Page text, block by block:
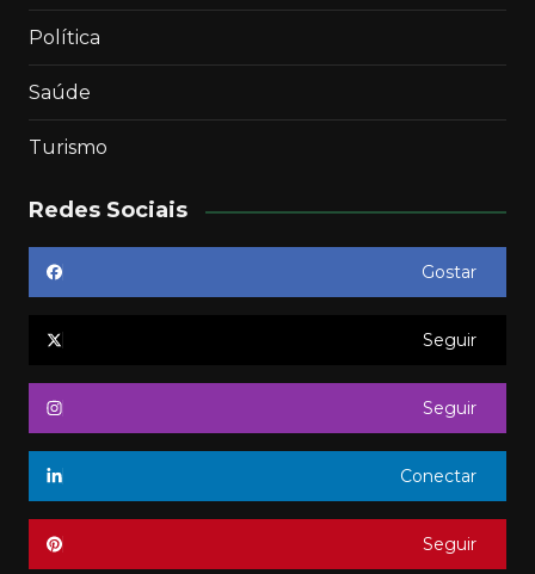
Política
Saúde
Turismo
Redes Sociais
Gostar
Seguir
Seguir
Conectar
Seguir